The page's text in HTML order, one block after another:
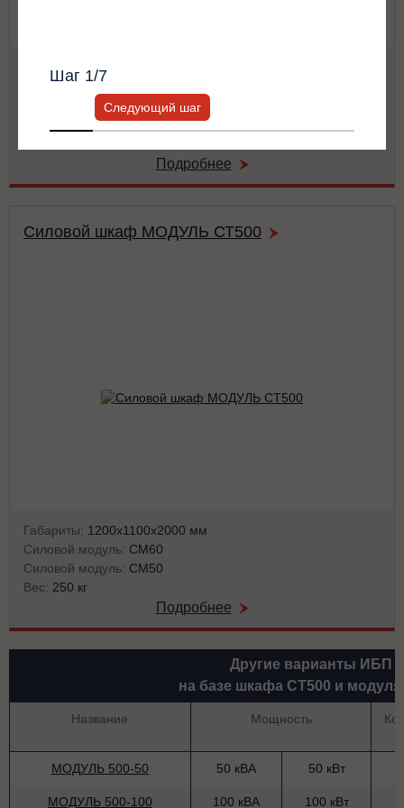
Мощность:50 кВА / 50 кВт
Число фаз на (вход/выход):3/3
486x743x174 мм
Подробнее
Силовой шкаф МОДУЛЬ СТ500
Габариты: 1200х1100х2000 мм
Силовой модуль: СМ60
Силовой модуль: СМ50
Вес: 250 кг
Подробнее
Другие варианты ИБП
на базе шкафа СТ500 и
Название Мощность
МОДУЛЬ 500-50 50 кВА 50 кВт
МОДУЛЬ 500-100 100 кВА 100 кВт
Шаг 1/7
Следующий шаг